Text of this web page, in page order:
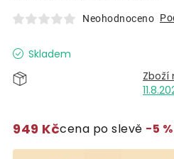
Neohodnoceno
Skladem
949 Kčcena po slevě −5 %